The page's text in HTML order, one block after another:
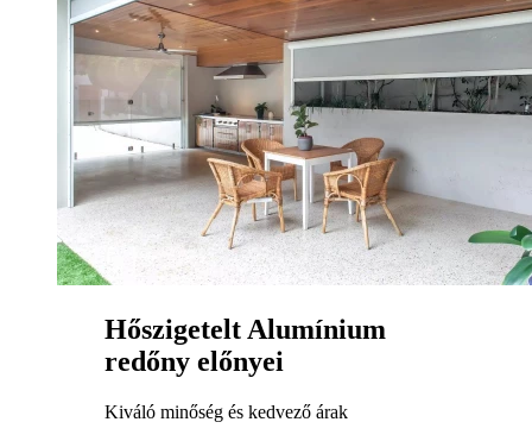
Hőszigetelt Alumínium
redőny előnyei
Kiváló minőség és kedvező árak